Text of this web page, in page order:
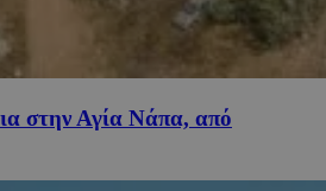
στην Αγία Νάπα, από